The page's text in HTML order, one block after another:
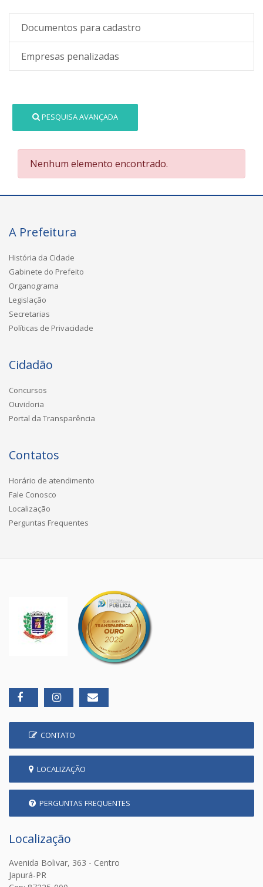
Documentos para cadastro
Empresas penalizadas
PESQUISA AVANÇADA
Nenhum elemento encontrado.
A Prefeitura
História da Cidade
Gabinete do Prefeito
Organograma
Legislação
Secretarias
Políticas de Privacidade
Cidadão
Concursos
Ouvidoria
Portal da Transparência
Contatos
Horário de atendimento
Fale Conosco
Localização
Perguntas Frequentes
CONTATO
LOCALIZAÇÃO
PERGUNTAS FREQUENTES
Localização
Avenida Bolivar, 363 - Centro
Japurá-PR